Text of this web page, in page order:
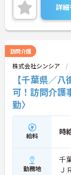
もしやすいです。
ご興味のある方
せ下さい。
詳
訪問介護
株式会社シンシア
【千葉県／
可！訪問介護
勤〉
給料 時
勤務地
千
Ｊ